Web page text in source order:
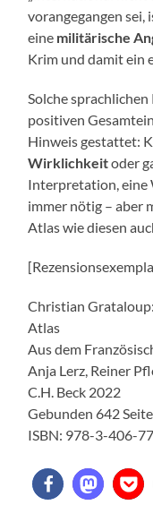
vorangegangen
eine militärische
Krim und damit ein
Solche
positiven
Hinweis gestattet:
Wirklichkeitoder
Interpretation, eine
immer nötig – aber
Atlas wie diesen
Christian
Atlas
Aus dem
Anja Lerz, Reiner
C.H. Beck 2022
Gebunden 642
ISBN: 978-3-406-